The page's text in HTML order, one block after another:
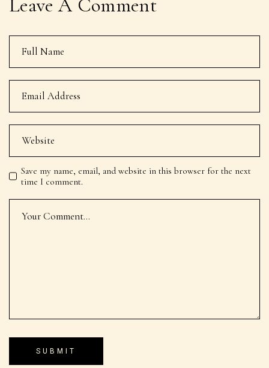
Leave A Comment
Save my name, email, and website in this browser for the next
time I comment.